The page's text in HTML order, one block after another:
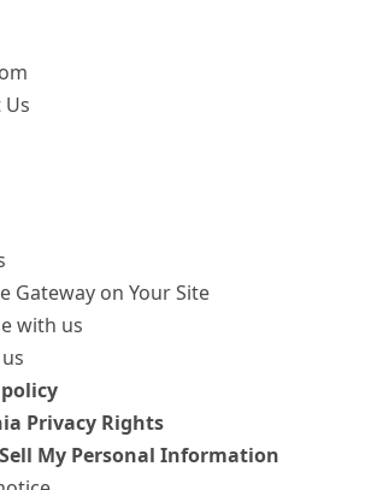
Gateway on Your Site
with us
Privacy Rights
My Personal Information